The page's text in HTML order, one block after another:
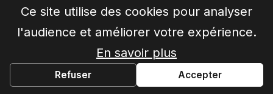
Pierre
— Auteur
Ce site utilise des cookies pour analyser
l'audience et améliorer votre expérience.
En savoir plus
Refuser Accepter